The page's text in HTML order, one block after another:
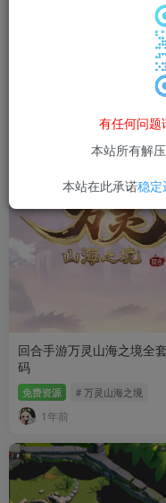
# 天地决
回合手游万灵山海之境全
码
免费资源 # 万灵山海之境
1年前
有任何问
本站所有解
本站在此承诺稳定